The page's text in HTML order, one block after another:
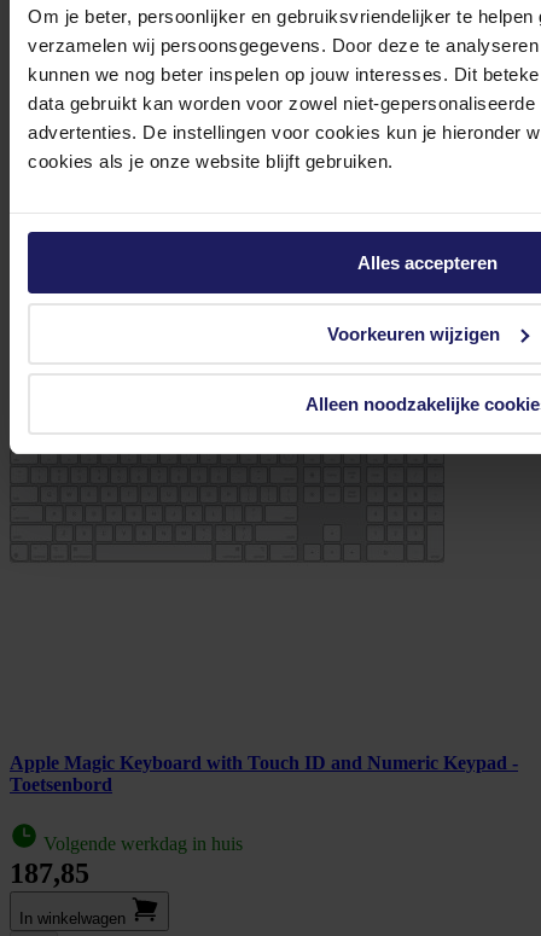
Om je beter, persoonlijker en gebruiksvriendelijker te
verzamelen wij persoonsgegevens. Door deze te
kunnen we nog beter inspelen op jouw interesses. Dit
data gebruikt kan worden voor zowel niet-
advertenties. De instellingen voor cookies kun je hieronder
cookies als je onze website blijft gebruiken.
Alles accepteren
Voorkeuren wijzigen
Alleen noodzakelijke
Logitech M100 - Muis
11,98
Apple Magic Keyboard with Touch ID and Numeric Keypad -
Toetsenbord
Volgende werkdag in huis
187,85
In winkel­wagen